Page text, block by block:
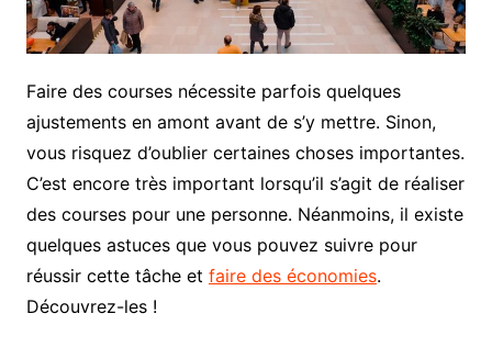
Faire des courses nécessite parfois quelques
ajustements en amont avant de s’y mettre. Sinon,
vous risquez d’oublier certaines choses importantes.
C’est encore très important lorsqu’il s’agit de réaliser
des courses pour une personne. Néanmoins, il existe
quelques astuces que vous pouvez suivre pour
réussir cette tâche et faire des économies.
Découvrez-les !